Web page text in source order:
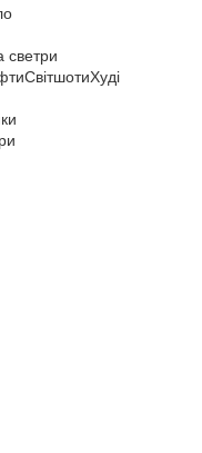
светри
СвітшотиХуді